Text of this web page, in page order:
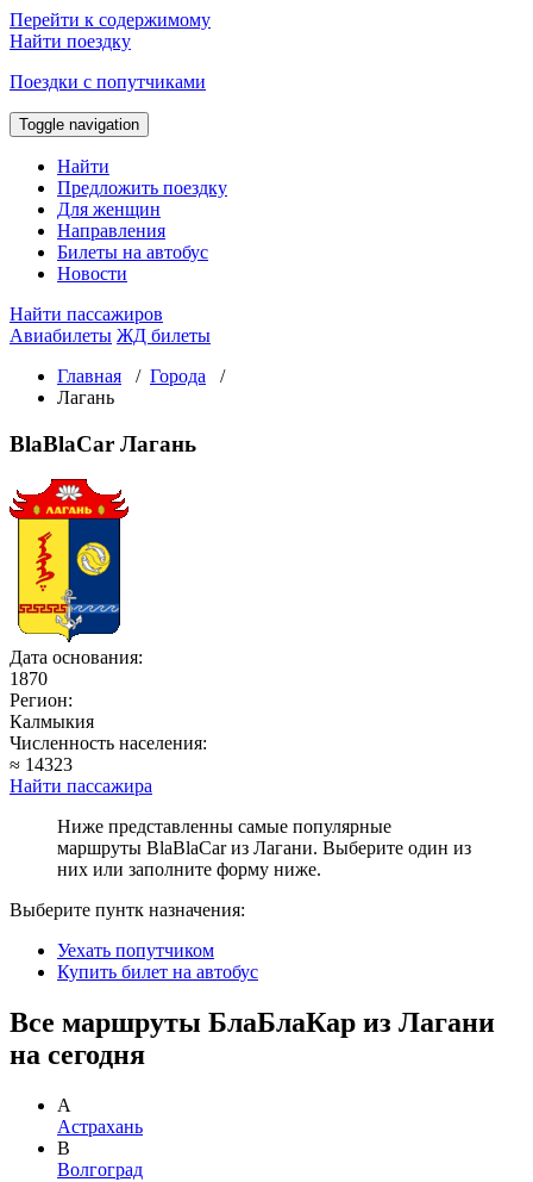
Перейти к содержимому
Найти поездку
Поездки с попутчиками
Toggle navigation
Найти
Предложить поездку
Для женщин
Направления
Билеты на автобус
Новости
Найти пассажиров
Авиабилеты ЖД билеты
Главная / Города /
Лагань
BlaBlaCar Лагань
Дата основания:
1870
Регион:
Калмыкия
Численность населения:
≈ 14323
Найти пассажира
Ниже представленны самые популярные
маршруты BlaBlaCar из Лагани. Выберите один из
них или заполните форму ниже.
Выберите пунтк назначения:
Уехать попутчиком
Купить билет на автобус
Все маршруты БлаБлаКар из Лагани
на сегодня
А
Астрахань
В
Волгоград